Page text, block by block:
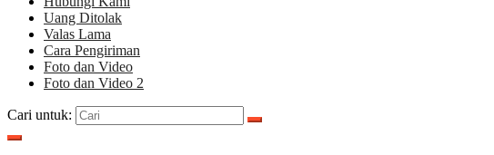
Uang Ditolak
Valas Lama
Cara Pengiriman
Foto dan Video
Foto dan Video 2
Cari untuk: